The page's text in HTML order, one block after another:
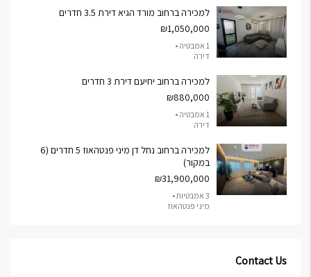
למכירה ברחוב מורד הגיא דירת 3.5 חדרים
₪1,050,000
1 אמבטיה •
דירה
למכירה ברחוב יחיעם דירת 3 חדרים
₪880,000
1 אמבטיה •
דירה
למכירה ברחוב נחל דן מיני פנטהאוז 5 חדרים (6
במקור)
₪31,900,000
3 אמבטיות •
מיני פנטהאוז
Contact Us